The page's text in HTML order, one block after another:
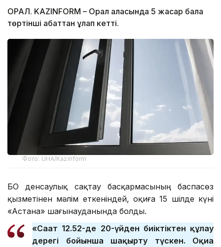
ОРАЛ. KAZINFORM – Орал қаласында 5 жасар бала
төртінші қабаттан құлап кетті.
Фото: UHA/Kazinform
БҚО денсаулық сақтау басқармасының баспасөз
қызметінен мәлім еткеніндей, оқиға 15 шілде күні
«Астана» шағынауданында болды.
«Сағат 12.52-де 20-үйден биіктіктен құлау
дерегі бойынша шақырту түскен. Оқиға